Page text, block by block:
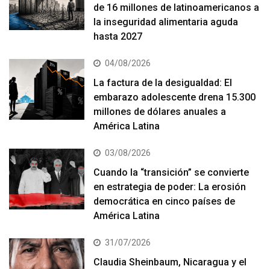
de 16 millones de latinoamericanos a
la inseguridad alimentaria aguda
hasta 2027
04/08/2026
La factura de la desigualdad: El
embarazo adolescente drena 15.300
millones de dólares anuales a
América Latina
03/08/2026
Cuando la “transición” se convierte
en estrategia de poder: La erosión
democrática en cinco países de
América Latina
31/07/2026
Claudia Sheinbaum, Nicaragua y el